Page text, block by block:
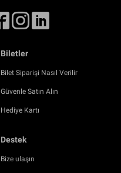
Biletler
Bilet Siparişi Nasıl Verilir
Güvenle Satın Alın
Hediye Kartı
Destek
Bize ulaşın